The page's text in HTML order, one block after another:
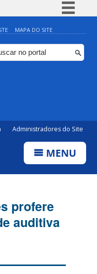
Simplifique!
Comunica BR
Participe
MAPA DO SITE
Administradores do Site
MENU
profere
auditiva